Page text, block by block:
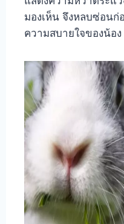
มองเห็น จึงหลบซ่อนก่
ความสบายใจของน้อง